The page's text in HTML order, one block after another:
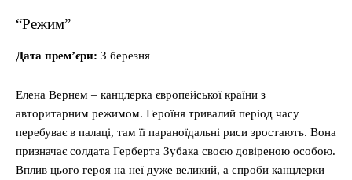
“Режим”
Дата прем’єри: 3 березня
Елена Вернем – канцлерка європейської країни з
авторитарним режимом. Героїня тривалий період часу
перебуває в палаці, там її параноїдальні риси зростають. Вона
призначає солдата Герберта Зубака своєю довіреною особою.
Вплив цього героя на неї дуже великий, а спроби канцлерки